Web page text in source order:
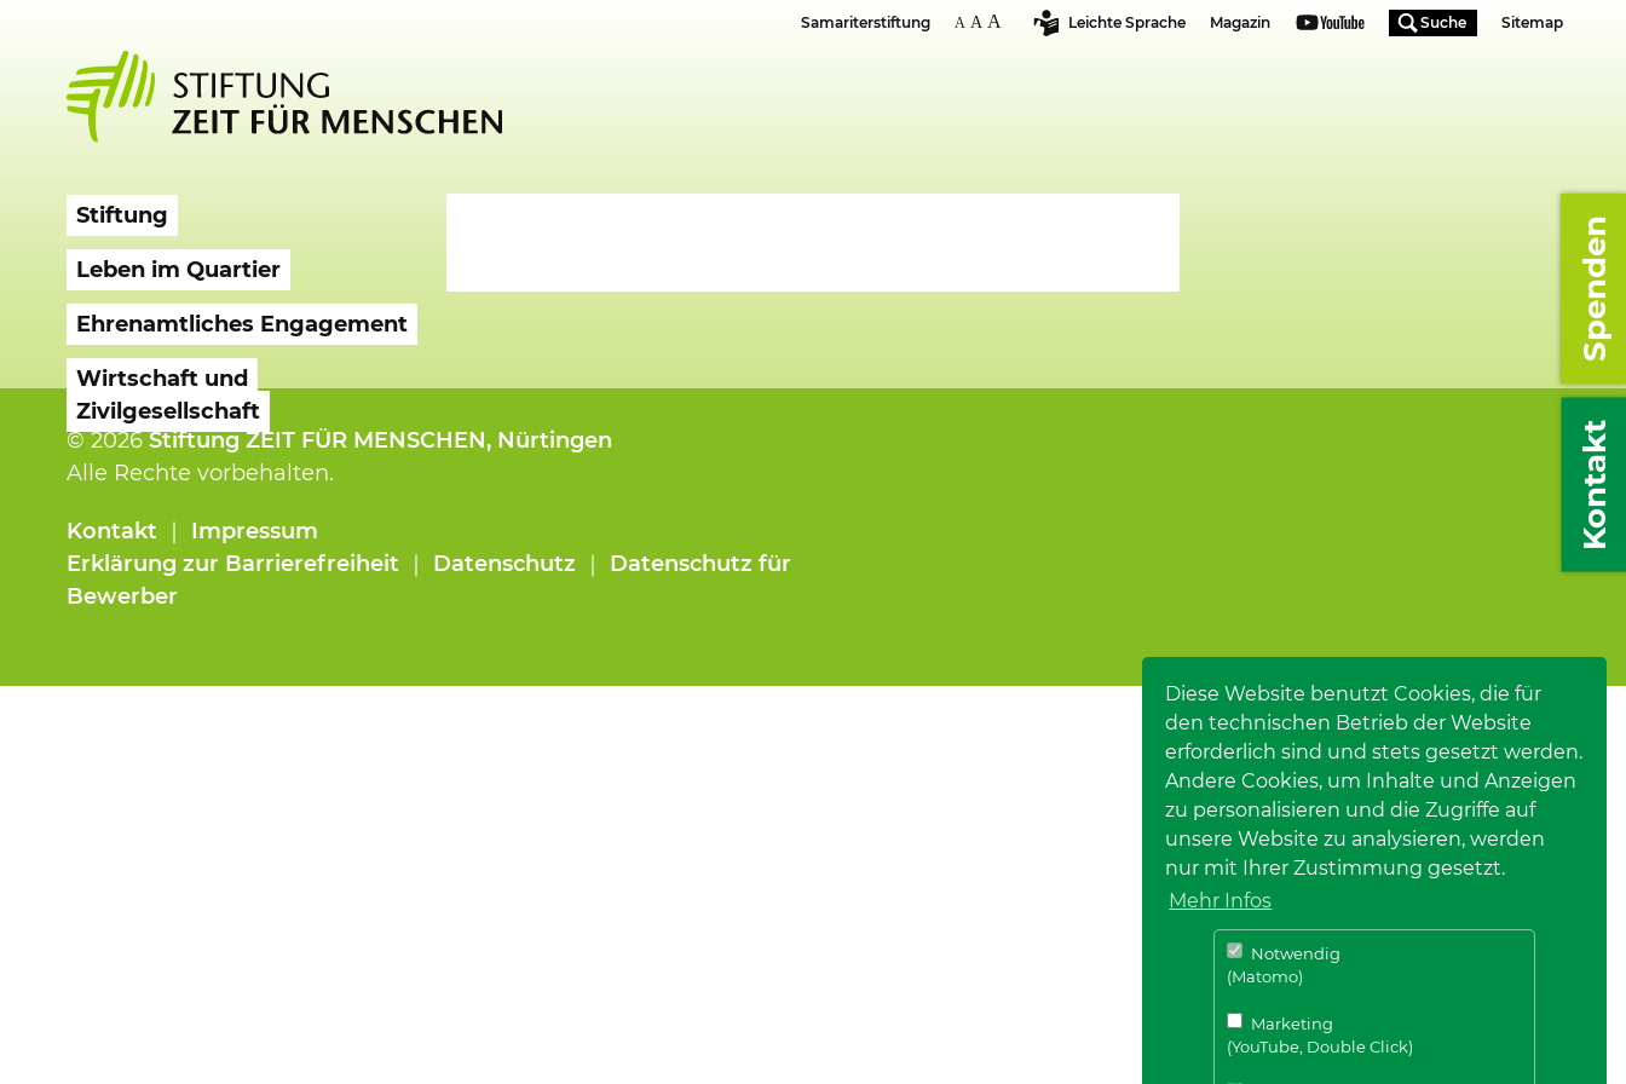
Diese Website benutzt Cookies, die für
den technischen Betrieb der Website
erforderlich sind und stets gesetzt werden.
Andere Cookies, um Inhalte und Anzeigen
zu personalisieren und die Zugriffe auf
unsere Website zu analysieren, werden
nur mit Ihrer Zustimmung gesetzt.
Mehr Infos
Notwendig
(Matomo)
Marketing
(YouTube, Double Click)
Stiftung
Leben im Quartier
Ehrenamtliches Engagement
Wirtschaft und
Zivilgesellschaft
Samariterstiftung Leichte Sprache Magazin Suche Sitemap
Spenden
Kontakt
© 2026Stiftung ZEIT FÜR MENSCHEN, Nürtingen
Alle Rechte vorbehalten.
Kontakt ｜ Impressum
Erklärung zur Barrierefreiheit ｜ Datenschutz ｜ Datenschutz für
Bewerber